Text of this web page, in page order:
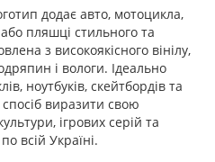
додає авто, мотоцикла,
або пляшці стильного та
з високоякісного вінілу,
і вологи. Ідеально
ноутбуків, скейтбордів та
виразити свою
ігрових серій та
всій Україні.